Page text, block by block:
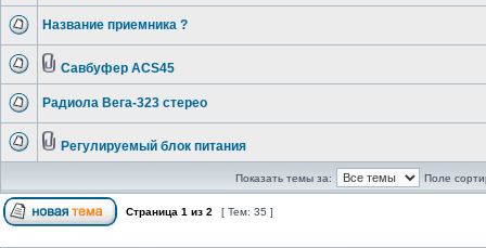
Название приемника ?
Савбуфер ACS45
Радиола Вега-323 стерео
Регулируемый блок питания
Показать темы за: Поле
Страница 1 из 2 [ Тем: 35 ]